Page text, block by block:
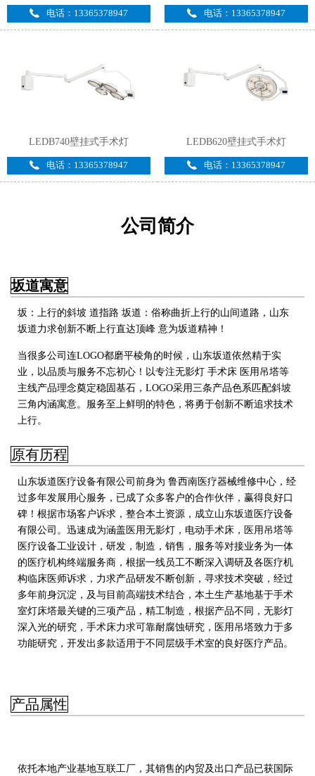
电话：13365378947 电话：13365378947
LEDB740壁挂式手术灯
电话：13365378947
LEDB620壁挂式手术灯
电话：13365378947
公司简介
坂道寓意
坂：上行的斜坡 道指路 坂道：俗称曲折上行的山间道路，山东
坂道力求创新不断上行直达顶峰 意为坂道精神！
当很多公司连LOGO都磨平棱角的时候，山东坂道依然精于实
业，以品质与服务不忘初心！以专注无影灯 手术床 医用吊塔等
主线产品理念奠定稳固基石，LOGO采用三条产品色系匹配斜坡
三角内涵寓意。服务至上鲜明的特色，将勇于创新不断追求技术
上行。
原有历程
山东坂道医疗设备有限公司前身为 鲁西南医疗器械维修中心，经
过多年发展用心服务，已成了众多客户的合作伙伴，赢得良好口
碑！根据市场客户诉求，整合本土资源，成立山东坂道医疗设备
有限公司。迅速成为涵盖医用无影灯，电动手术床，医用吊塔等
医疗设备工业设计，研发，制造，销售，服务等对接业务为一体
的医疗机构终端服务商， 根据一线员工不断深入调研及各医疗机
构临床医师诉求，力求产品研发不断创新，寻求技术突破，经过
多年前身沉淀，及与目前高端技术结合，本土生产基地基于手术
室灯床塔最关键的三项产品，精工制造，根据产品不同，无影灯
深入光的研究，手术床力求可靠耐腐蚀研究，医用吊塔致力于多
功能研究，开发出多款适用于不同层级手术室的良好医疗产品。
产品属性
依托本地产业基地互联工厂，其销售的内贸及出口产品已获国际